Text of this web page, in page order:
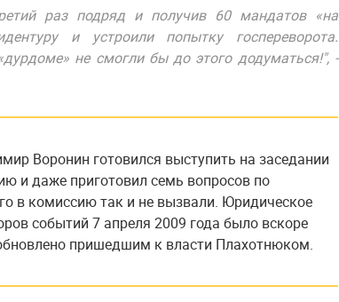
раз подряд и получив 60 мандатов «на
и устроили попытку госпереворота.
не смогли бы до этого додуматься!", -
Воронин готовился выступить на заседании
и даже приготовил семь вопросов по
в комиссию так и не вызвали. Юридическое
событий 7 апреля 2009 года было вскоре
пришедшим к власти Плахотнюком.